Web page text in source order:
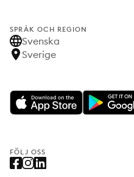
SPRÅK OCH REGION
Svenska
Sverige
FÖLJ OSS